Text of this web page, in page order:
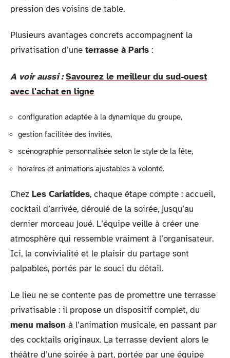
pression des voisins de table.
Plusieurs avantages concrets accompagnent la
privatisation d’une terrasse à Paris :
A voir aussi : Savourez le meilleur du sud-ouest
avec l'achat en ligne
configuration adaptée à la dynamique du groupe,
gestion facilitée des invités,
scénographie personnalisée selon le style de la fête,
horaires et animations ajustables à volonté.
Chez Les Cariatides, chaque étape compte : accueil,
cocktail d’arrivée, déroulé de la soirée, jusqu’au
dernier morceau joué. L’équipe veille à créer une
atmosphère qui ressemble vraiment à l’organisateur.
Ici, la convivialité et le plaisir du partage sont
palpables, portés par le souci du détail.
Le lieu ne se contente pas de promettre une terrasse
privatisable : il propose un dispositif complet, du
menu maison à l’animation musicale, en passant par
des cocktails originaux. La terrasse devient alors le
théâtre d’une soirée à part, portée par une équipe